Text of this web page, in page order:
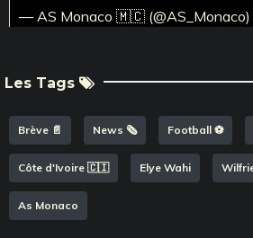
— AS Monaco 🇲🇨 (@AS_Monaco)
Les Tags
Brève 📄 News 🗞️ Football ⚽️
Côte d'Ivoire 🇨🇮 Elye Wahi
As Monaco